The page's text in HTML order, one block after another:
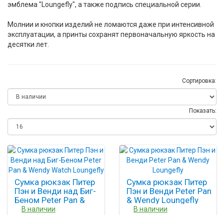
эмблема "Loungefly", а также подпись специальной серии.
Молнии и кнопки изделий не ломаются даже при интенсивной
эксплуатации, а принты сохранят первоначальную яркость на
десятки лет.
Сортировка:
Показать:
Сумка рюкзак Питер
Пэн и Венди над Биг-
Беном Peter Pan &
Wendy Watch
В наличии
Сумка рюкзак Питер
Пэн и Венди Peter Pan
& Wendy Loungefly
В наличии